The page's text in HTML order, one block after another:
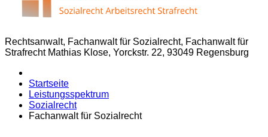
Rechtsanwalt, Fachanwalt für Sozialrecht, Fachanwalt für
Strafrecht Mathias Klose, Yorckstr. 22, 93049 Regensburg
Startseite
Leistungsspektrum
Sozialrecht
Fachanwalt für Sozialrecht